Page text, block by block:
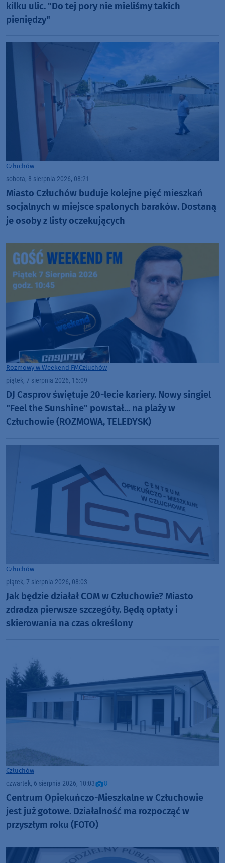
kilku ulic. "Do tej pory nie mieliśmy takich
pieniędzy"
Człuchów
sobota, 8 sierpnia 2026, 08:21
Miasto Człuchów buduje kolejne pięć mieszkań
socjalnych w miejsce spalonych baraków. Dostaną
je osoby z listy oczekujących
Rozmowy w Weekend FMCzłuchów
piątek, 7 sierpnia 2026, 15:09
DJ Casprov świętuje 20-lecie kariery. Nowy singiel
"Feel the Sunshine" powstał... na plaży w
Człuchowie (ROZMOWA, TELEDYSK)
Człuchów
piątek, 7 sierpnia 2026, 08:03
Jak będzie działał COM w Człuchowie? Miasto
zdradza pierwsze szczegóły. Będą opłaty i
skierowania na czas określony
Człuchów
czwartek, 6 sierpnia 2026, 10:03 8
Centrum Opiekuńczo-Mieszkalne w Człuchowie
jest już gotowe. Działalność ma rozpocząć w
przyszłym roku (FOTO)